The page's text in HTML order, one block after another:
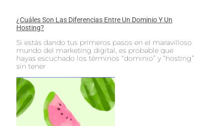
¿Cuáles Son Las Diferencias Entre Un Dominio Y Un
Hosting?
Si estás dando tus primeros pasos en el maravilloso
mundo del marketing digital, es probable que
hayas escuchado los términos “dominio” y “hosting”
sin tener